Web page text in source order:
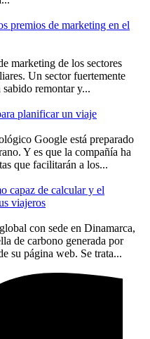
premios de marketing en el
marketing de los sectores
Un sector fuertemente
remontar y...
planificar un viaje
Google está preparado
Y es que la compañía ha
que facilitarán a los...
capaz de calcular y el
viajeros
con sede en Dinamarca,
de carbono generada por
su página web. Se trata...